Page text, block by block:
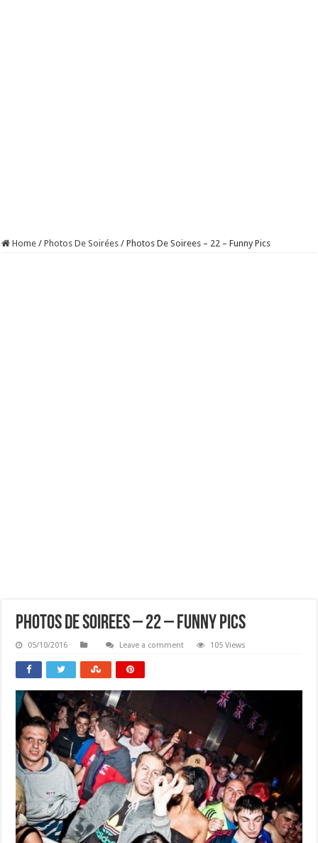
Home / Photos De Soirées / Photos De Soirees – 22 – Funny Pics
Photos De Soirees – 22 – Funny Pics
05/10/2016 Leave a comment 105 Views